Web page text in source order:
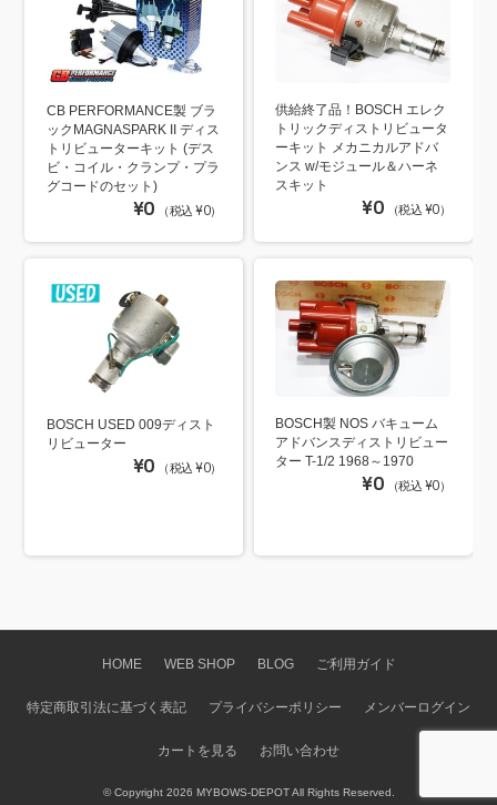
CB PERFORMANCE製 ブラ
ックMAGNASPARK II ディス
トリビューターキット (デス
ビ・コイル・クランプ・プラ
グコードのセット)
¥0 （税込 ¥0）
供給終了品！BOSCH エレク
トリックディストリビュータ
ーキット メカニカルアドバ
ンス w/モジュール＆ハーネ
スキット
¥0 （税込 ¥0）
BOSCH USED 009ディスト
リビューター
¥0 （税込 ¥0）
BOSCH製 NOS バキューム
アドバンスディストリビュー
ター T-1/2 1968～1970
¥0 （税込 ¥0）
HOME WEB SHOP BLOG ご利用ガイド
特定商取引法に基づく表記 プライバシーポリシー メンバーログイン
カートを見る お問い合わせ
© Copyright 2026 MYBOWS-DEPOT All Rights Reserved.